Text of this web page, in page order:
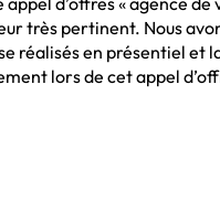
très pertinent. Nous
réalisés en présentiel et
lors de cet appel